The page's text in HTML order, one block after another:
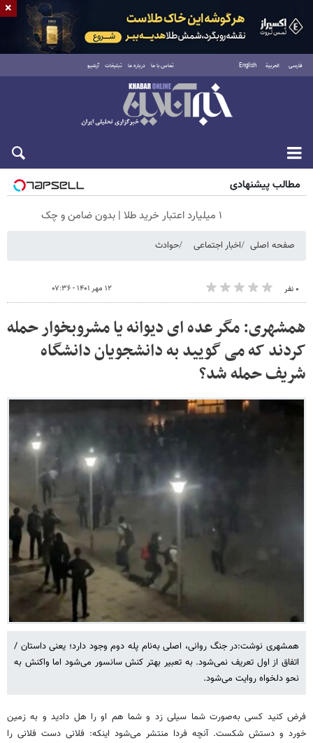
فارسی العربية English تماس با ما درباره ما تبلیغات آرشیو
جمعه ۱۶ مرداد ۱۴۰۵
مطالب پیشنهادی
۱ میلیارد اعتبار خرید طلا | بدون ضامن و چک
صفحه اصلی اخبار اجتماعی حوادث
۰ نفر ۱۲ مهر ۱۴۰۱ - ۰۷:۳۶
همشهری: مگر عده ای دیوانه یا مشروبخوار حمله
کردند که می گویید به دانشجویان دانشگاه
شریف حمله شد؟
همشهری نوشت:در جنگ روانی، اصلی به‌نام پله دوم وجود دارد؛ یعنی داستان /
اتفاق از اول تعریف نمی‌شود. به تعبیر بهتر کنش سانسور می‌شود اما واکنش به
نحو دلخواه روایت می‌شود.
فرض کنید کسی به‌صورت شما سیلی زد و شما هم او را هل دادید و به زمین
خورد و دستش شکست. آنچه فردا منتشر می‌شود اینکه: فلانی دست فلانی را
×